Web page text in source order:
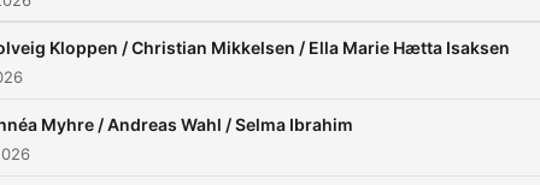
Kloppen / Christian Mikkelsen / Ella Marie Hætta Isaksen
Myhre / Andreas Wahl / Selma Ibrahim